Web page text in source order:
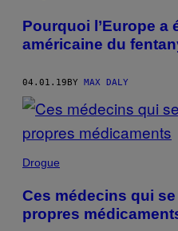
Pourquoi l’Europe a
américaine du
04.01.19BY MAX DALY
Drogue
Ces médecins qui
propres